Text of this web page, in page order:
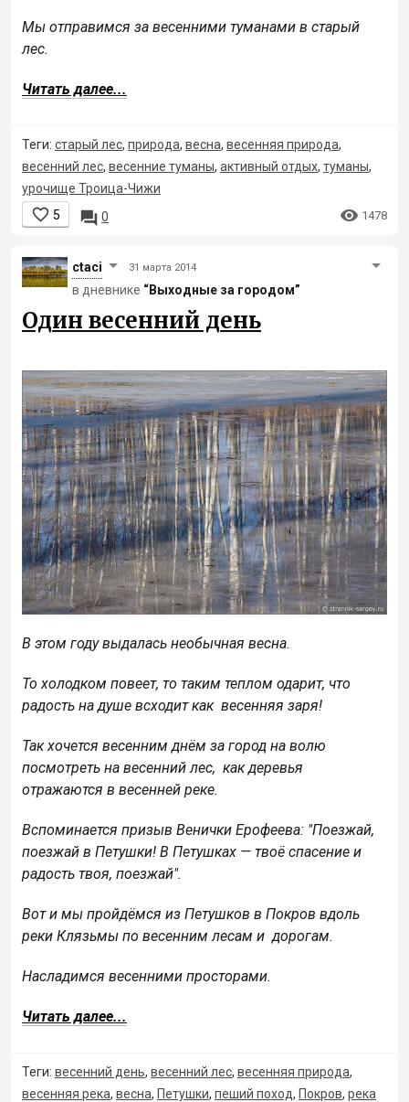
Мы отправимся за весенними туманами в старый
лес.
Читать далее...
Теги: старый лес, природа, весна, весенняя природа,
весенний лес, весенние туманы, активный отдых, туманы,
урочище Троица-Чижи
 5  0  1478
ctaci 31 марта 2014
в дневнике “Выходные за городом”
Один весенний день
В этом году выдалась необычная весна.
То холодком повеет, то таким теплом одарит, что
радость на душе всходит как весенняя заря!
Так хочется весенним днём за город на волю
посмотреть на весенний лес, как деревья
отражаются в весенней реке.
Вспоминается призыв Венички Ерофеева: "Поезжай,
поезжай в Петушки! В Петушках — твоё спасение и
радость твоя, поезжай".
Вот и мы пройдёмся из Петушков в Покров вдоль
реки Клязьмы по весенним лесам и дорогам.
Насладимся весенними просторами.
Читать далее...
Теги: весенний день, весенний лес, весенняя природа,
весенняя река, весна, Петушки, пеший поход, Покров, река